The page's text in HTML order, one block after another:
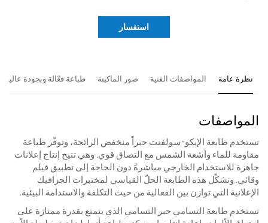
استفسار
نظرة عامة المواصفات الفنية صور الماكينة طباعة فعّالة وبجودة عالية
المواصفات
تستخدم طابعة الإيكو-سولفنت حبراً منخفض الرائحة، وتوفّر طباعة
مقاومة للماء وأشعة الشمس مع التصاق قوي. وهي تتيح إنتاج إعلانات
جاهزة للاستخدام الخارجي مباشرةً دون الحاجة إلى تطبيق فيلم
وقائي. وتشكّل هذه الطابعة الحلّ القياسي لمختبرات الجرافيك
الإعلانية التي توازن بين الفعالية من حيث التكلفة والاستدامة البيئية.
تستخدم طابعة التسامي حبر التسامي الذي يتمتع بقدرة ممتازة على